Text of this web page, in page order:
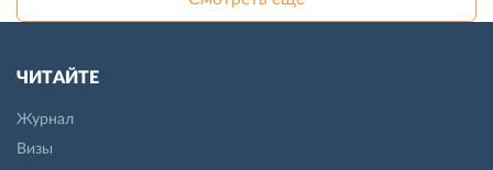
ЧИТАЙТЕ
Журнал
Визы